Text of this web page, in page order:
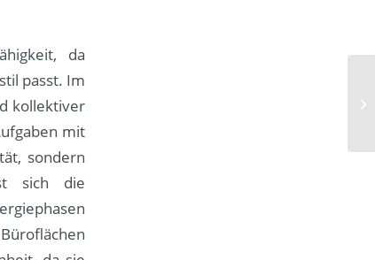
da
passt. Im
kollektiver
mit
sondern
sich die